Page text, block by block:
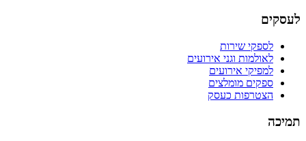
לעסקים
לספקי שירות
לאולמות וגני אירועים
למפיקי אירועים
ספקים מומלצים
הצטרפות כעסק
תמיכה